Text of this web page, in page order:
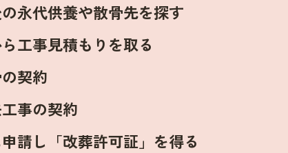
永代供養や散骨先を探す
工事見積もりを取る
契約
事の契約
請し「改葬許可証」を得る